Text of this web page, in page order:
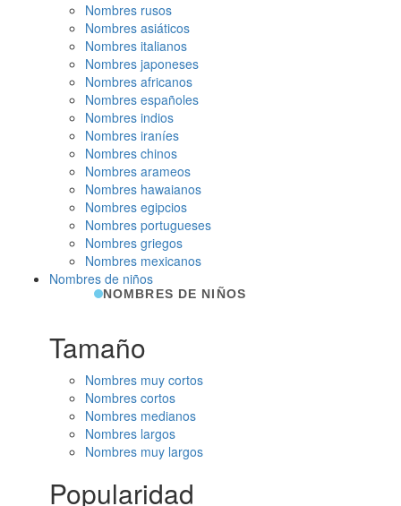
Nombres rusos
Nombres asiáticos
Nombres italianos
Nombres japoneses
Nombres africanos
Nombres españoles
Nombres indios
Nombres iraníes
Nombres chinos
Nombres arameos
Nombres hawaianos
Nombres egipcios
Nombres portugueses
Nombres griegos
Nombres mexicanos
Nombres de niños
NOMBRES DE NIÑOS
Tamaño
Nombres muy cortos
Nombres cortos
Nombres medianos
Nombres largos
Nombres muy largos
Popularidad